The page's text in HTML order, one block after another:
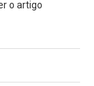
o artigo